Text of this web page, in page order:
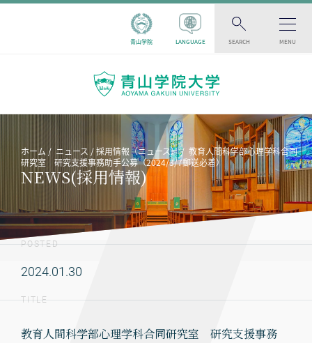
青山学院 LANGUAGE SEARCH MENU
ホーム ニュース 採用情報（ニュース）
教育人間科学部心理学科合同
研究室 研究支援事務助手公募（2024/3/7郵送必着）
NEWS(採用情報)
POSTED
2024.01.30
TITLE
教育人間科学部心理学科合同研究室 研究支援事務